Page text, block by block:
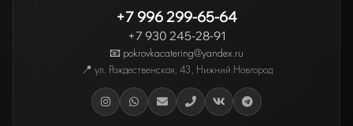
+7 996 299-65-64
+7 930 245-28-91
📧 pokrovkacatering@yandex.ru
📍 ул. Рождественская, 43, Нижний Новгород